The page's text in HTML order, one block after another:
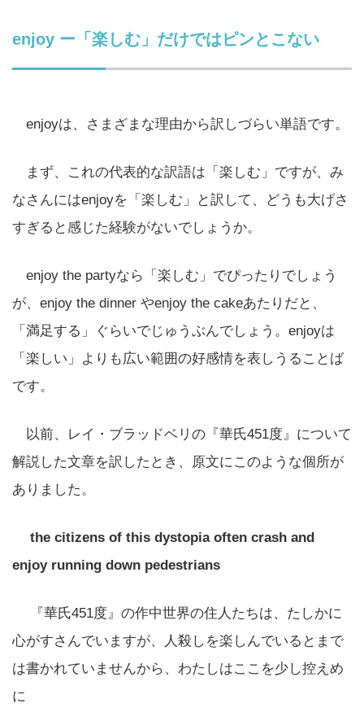
enjoy ー「楽しむ」だけではピンとこない
enjoyは、さまざまな理由から訳しづらい単語です。
まず、これの代表的な訳語は「楽しむ」ですが、み
なさんにはenjoyを「楽しむ」と訳して、どうも大げさ
すぎると感じた経験がないでしょうか。
enjoy the partyなら「楽しむ」でぴったりでしょう
が、enjoy the dinner やenjoy the cakeあたりだと、
「満足する」ぐらいでじゅうぶんでしょう。enjoyは
「楽しい」よりも広い範囲の好感情を表しうることば
です。
以前、レイ・ブラッドベリの『華氏451度』について
解説した文章を訳したとき、原文にこのような個所が
ありました。
the citizens of this dystopia often crash and
enjoy running down pedestrians
『華氏451度』の作中世界の住人たちは、たしかに
心がすさんでいますが、人殺しを楽しんでいるとまで
は書かれていませんから、わたしはここを少し控えめ
に